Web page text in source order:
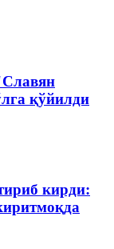
қўйилди
кирди: